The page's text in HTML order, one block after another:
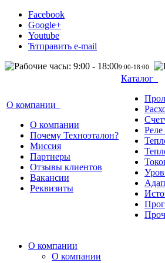
Facebook
Google+
Youtube
Ћтправить e-mail
9:00-18:00
О компании
О компании
Почему Техноэталон?
Миссия
Партнеры
Отзывы клиентов
Вакансии
Реквизиты
Каталог
Реле
О компании
О компании